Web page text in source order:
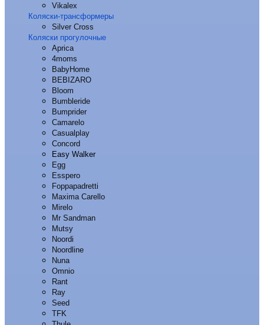
Vikalex
Коляски-трансформеры
Silver Cross
Коляски прогулочные
Aprica
4moms
BabyHome
BEBIZARO
Bloom
Bumbleride
Bumprider
Camarelo
Casualplay
Concord
Easy Walker
Egg
Esspero
Foppapadretti
Maxima Carello
Mirelo
Mr Sandman
Mutsy
Noordi
Noordline
Nuna
Omnio
Rant
Ray
Seed
TFK